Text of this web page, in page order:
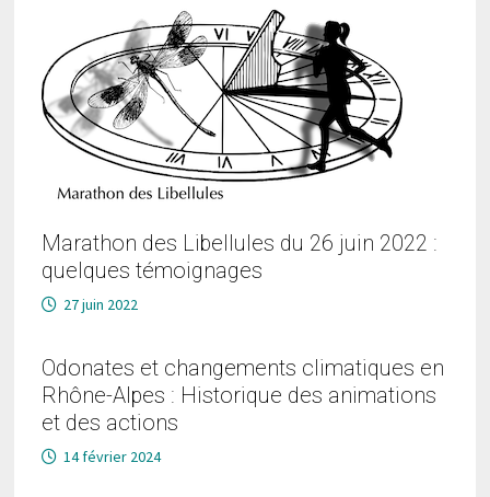
Marathon des Libellules du 26 juin 2022 :
quelques témoignages
27 juin 2022
Odonates et changements climatiques en
Rhône-Alpes : Historique des animations
et des actions
14 février 2024